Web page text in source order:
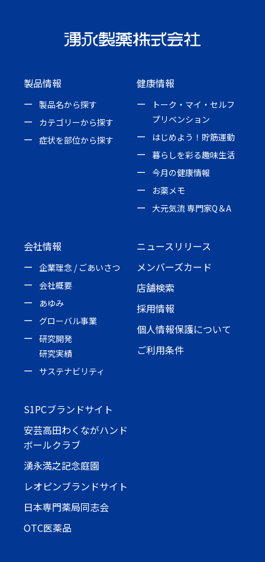
製品情報
製品名から探す
カテゴリーから探す
症状を部位から探す
健康情報
トーク・マイ・セルフ
プリベンション
はじめよう！貯筋運動
暮らしを彩る趣味生活
今月の健康情報
お薬メモ
大元気流 専門家Q＆A
会社情報
企業理念 / ごあいさつ
会社概要
あゆみ
グローバル事業
研究開発
研究実績
サステナビリティ
ニュースリリース
メンバーズカード
店舗検索
採用情報
個人情報保護について
ご利用条件
S1PCブランドサイト
安芸高田わくながハンド
ボールクラブ
湧永満之記念庭園
レオピンブランドサイト
日本専門薬局同志会
OTC医薬品